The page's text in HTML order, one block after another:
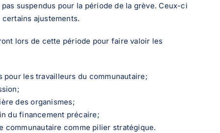
suspendus pour la période de la grève. Ceux-ci
ajustements.
lors de cette période pour faire valoir les
pour les travailleurs du communautaire;
des organismes;
du financement précaire;
communautaire comme pilier stratégique.